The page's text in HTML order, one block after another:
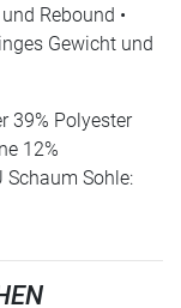
Rebound •
Gewicht und
39% Polyester
12%
Schaum Sohle: